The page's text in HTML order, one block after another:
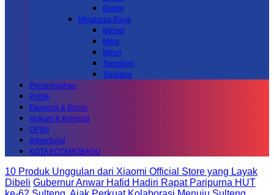
Boltim
Minahasa Raya
Minsel
Mitra
Minut
Tomohon
Tondano
Pemerintahan
Politik
Ekonomi & Bisnis
Hukum & Kriminal
OPINI
Advertorial
KOTA KOTAMOBAGU
10 Produk Unggulan dari Xiaomi Official Store yang Layak
Dibeli Gubernur Anwar Hafid Hadiri Rapat Paripurna HUT